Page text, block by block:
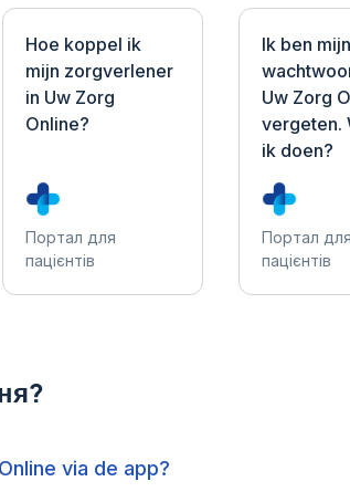
Hoe koppel ik
mijn zorgverlener
in Uw Zorg
Online?
Портал для
пацієнтів
Ik ben mijn
Uw Zorg
vergeten.
ik doen?
Портал
пацієнтів
via de app?